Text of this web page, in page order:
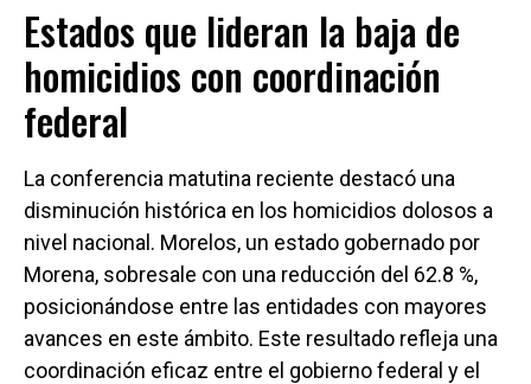
Estados que lideran la baja de
homicidios con coordinación
federal
La conferencia matutina reciente destacó una
disminución histórica en los homicidios dolosos a
nivel nacional. Morelos, un estado gobernado por
Morena, sobresale con una reducción del 62.8 %,
posicionándose entre las entidades con mayores
avances en este ámbito. Este resultado refleja una
coordinación eficaz entre el gobierno federal y el